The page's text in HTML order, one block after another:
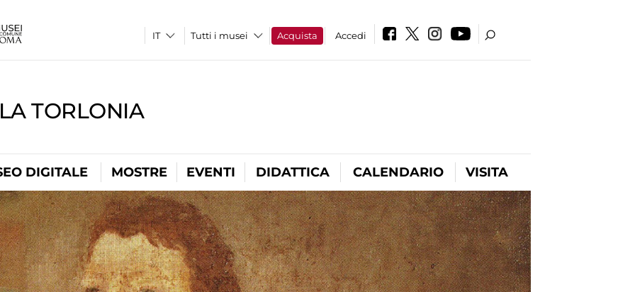
Tutti i musei Acquista Accedi
TORLONIA
DIGITALE MOSTRE EVENTI DIDATTICA CALENDARIO VISITA